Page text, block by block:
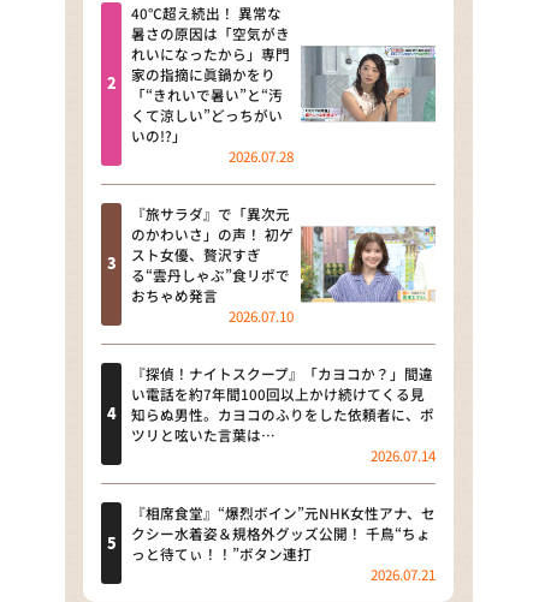
news おかえり
河合＆A.B.C-Z塚田×福井アナ
「なんでやねん！？」（news お
かえり）
DAIGOも台所 ～きょうの献立 何
にする？～
本日はダイアンなり！シーズン２
朝だ！生です旅サラダ
教えて！ニュースライブ 正義の
ミカタ
ＬＩＦＥ～夢のカタチ～
新婚さんいらっしゃい！
ポツンと一軒家
ザキ山小屋本館
40℃超え続出！ 異常な
暑さの原因は「空気がき
れいになったから」専門
家の指摘に眞鍋かをり
「“きれいで暑い”と“汚
くて涼しい”どっちがい
いの!?」
2026.07.28
『旅サラダ』で「異次元
のかわいさ」の声！ 初ゲ
スト女優、贅沢すぎ
る“雲丹しゃぶ”食リポで
おちゃめ発言
2026.07.10
『探偵！ナイトスクープ』「カヨコか？」間違
い電話を約7年間100回以上かけ続けてくる見
知らぬ男性。カヨコのふりをした依頼者に、ポ
ツリと呟いた言葉は…
2026.07.14
『相席食堂』“爆烈ボイン”元NHK女性アナ、セ
クシー水着姿＆規格外グッズ公開！ 千鳥“ちょ
っと待てぃ！！”ボタン連打
2026.07.21